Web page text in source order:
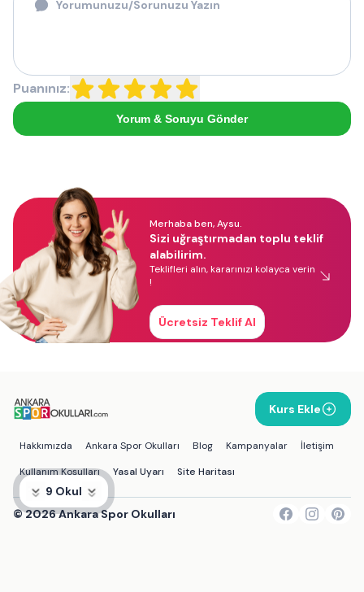
9 Okul
Puanınız:
Yorum & Soruyu Gönder
Merhaba ben, Aysu.
Sizi uğraştırmadan toplu teklif
alabilirim.
Teklifleri alın, kararınızı kolayca verin
!
Ücretsiz Teklif Al
Kurs Ekle
Hakkımızda Ankara Spor Okulları Blog Kampanyalar
İletişim
Kullanım Koşulları
Yasal Uyarı Site Haritası
©2026Ankara Spor Okulları